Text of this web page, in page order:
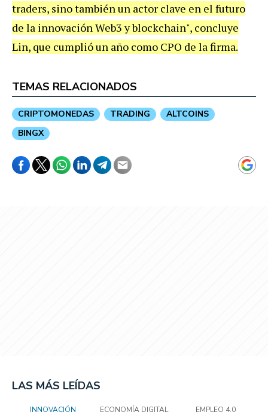
traders, sino también un actor clave en el futuro
de la innovación Web3 y blockchain", concluye
Lin, que cumplió un año como CPO de la firma.
TEMAS RELACIONADOS
CRIPTOMONEDAS TRADING
ALTCOINS
BINGX
LAS MÁS LEÍDAS
INNOVACIÓN ECONOMÍA DIGITAL EMPLEO 4.0